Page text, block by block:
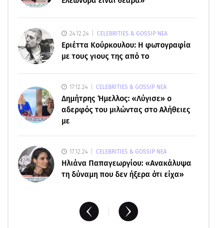
- Σηκώθηκαν εναέρια μέσα
07.08.26 , 18:34
24.12.24 CELEBRITIES & GOSSIP ΝΕΑ
Εριέττα Κούρκουλου: Η φωτογραφία
με τους γιους της από το
17.12.24 CELEBRITIES & GOSSIP ΝΕΑ
Δημήτρης Ήμελλος: «Λύγισε» ο
αδερφός του μιλώντας στο Αλήθειες
με
17.12.24 CELEBRITIES & GOSSIP ΝΕΑ
Ηλιάνα Παπαγεωργίου: «Ανακάλυψα
τη δύναμη που δεν ήξερα ότι είχα»